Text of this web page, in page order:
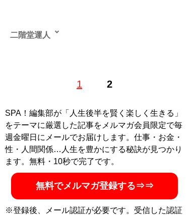
1 2
二階堂運人
して東京23区内を走り回り、さまざまな人との出会いの
発信する。また、最大手宅配会社に長年宅配ドライバー
として勤務した経験とネットワークを活かし、大手経済
誌のWEB版などで宅配関連の記事も執筆する。タクシ
ー・宅配業界の現場視点から、「物」・「人」・「運
ぶ」・「届ける」をそれぞれハード（荷物・人）だけで
はなく、ソフト（心と気持ち）の面を中心に記事を執筆
中。ブログ
記事一覧へ
SPA！編集部が「人生後半を賢く楽しく生きる」
をテーマに厳選した記事をメルマガ会員限定で毎
週金曜日にメールでお届けします。仕事・お金・
性・人間関係…人生を豊かにする秘訣が見つかり
ます。無料・10秒で完了です。
無料でメルマガ登録する⇒⇒
※登録後、メール認証が必要です。受信した認証